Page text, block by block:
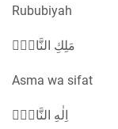
Rububiyah
مَلِكِ النَّاسِۙ
Asma wa sifat
اِلٰهِ النَّاسِۙ